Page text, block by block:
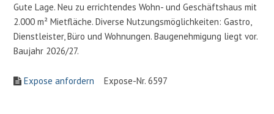
Gute Lage. Neu zu errichtendes Wohn- und Geschäftshaus mit
2.000 m² Mietfläche. Diverse Nutzungsmöglichkeiten: Gastro,
Dienstleister, Büro und Wohnungen. Baugenehmigung liegt vor.
Baujahr 2026/27.
Expose anfordern Expose-Nr. 6597